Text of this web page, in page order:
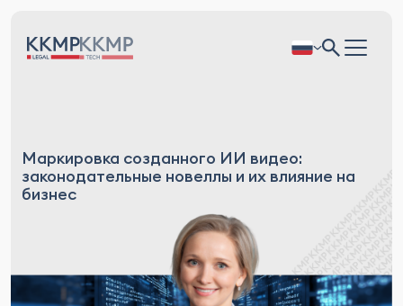
Маркировка созданного ИИ видео:
законодательные новеллы и их влияние на
бизнес